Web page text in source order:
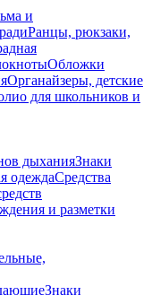
и
Ранцы, рюкзаки,
Обложки
Органайзеры, детские
для школьников и
дыханияЗнаки
одеждаСредства
и разметки
Знаки